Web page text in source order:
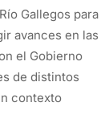
Gallegos para
avances en las
el Gobierno
de distintos
contexto